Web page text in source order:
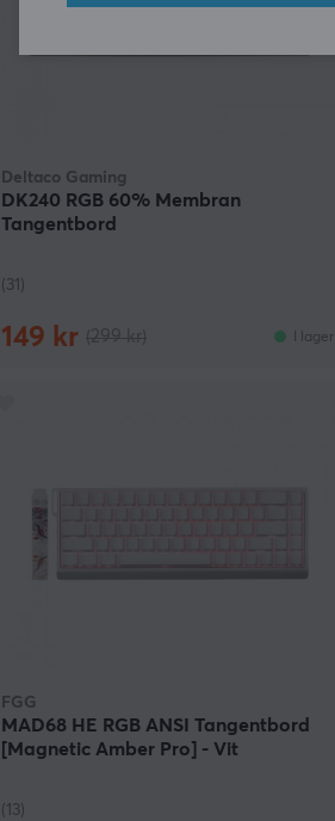
Deltaco Gaming
DK240 RGB 60% Membran
Tangentbord
(31)
149 kr I lager
FGG
MAD68 HE RGB ANSI Tangentbord
[Magnetic Amber Pro] - Vit
(13)